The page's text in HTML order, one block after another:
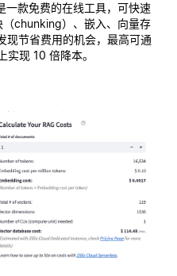
一款免费的在线工具，可快速
（chunking）、嵌入、向量存
现节省费用的机会，最高可通
现 10 倍降本。